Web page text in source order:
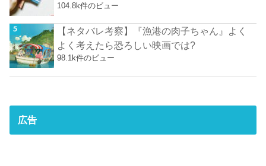
104.8k件のビュー
【ネタバレ考察】『漁港の肉子ちゃん』よく
よく考えたら恐ろしい映画では?
98.1k件のビュー
広告